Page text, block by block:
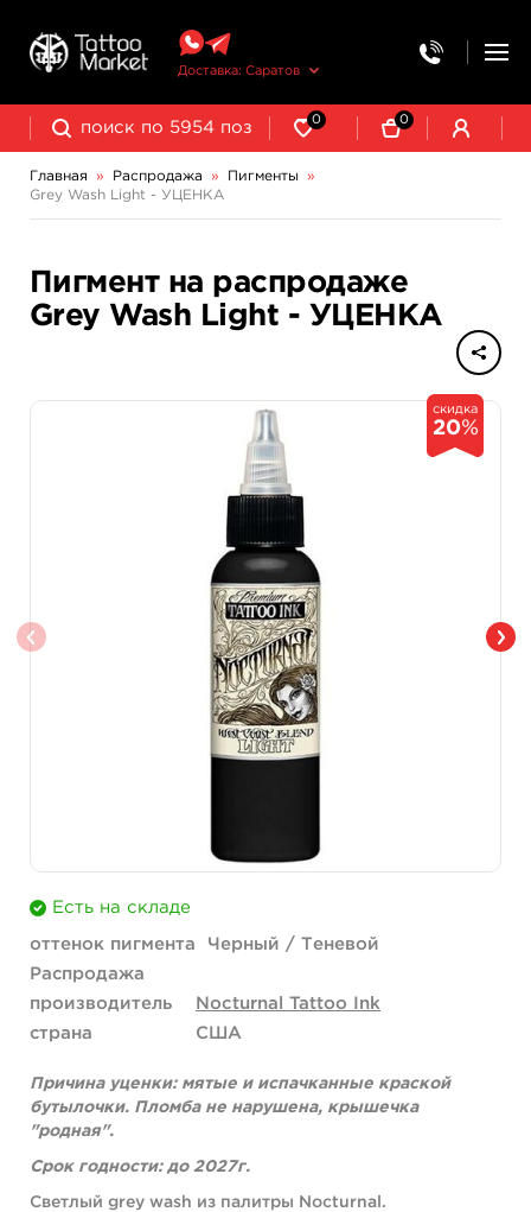
Доставка: Саратов
0 0
Главная » Распродажа » Пигменты
»
Grey Wash Light - УЦЕНКА
Пигмент на распродаже
Grey Wash Light - УЦЕНКА
Есть на складе
оттенок пигмента
Черный / Теневой
Распродажа
производитель
Nocturnal Tattoo Ink
страна
США
Причина уценки: мятые и испачканные краской
бутылочки. Пломба не нарушена, крышечка
"родная".
Срок годности: до 2027г.
Светлый grey wash из палитры Nocturnal.
скидка
20%